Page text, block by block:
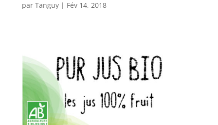
par Tanguy| Fév 14, 2018